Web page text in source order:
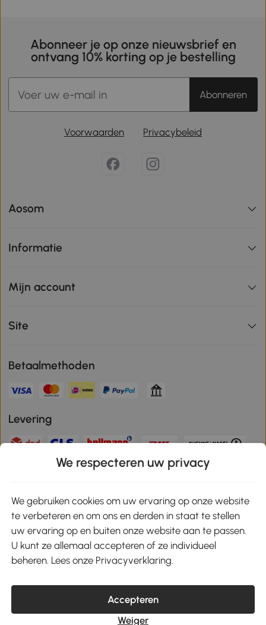
Abonneer je op onze nieuwsbrief en
ontvang 10% korting op je bestelling
Abonneren
Voorwaarden Privacybeleid
Aosom
Informatie
Mijn account
Site
Betaalmethoden
Levering
Veilige betaling
Download de app en ontvang 10% korting!
Google Play
klantenservice@aosom.nl
We respecteren uw privacy
We gebruiken cookies om uw ervaring op onze website
te verbeteren en om ons en derden in staat te stellen
uw ervaring op en buiten onze website aan te passen.
U kunt ze allemaal accepteren of ze individueel
beheren. Lees onze Privacyverklaring.
Accepteren
Weiger